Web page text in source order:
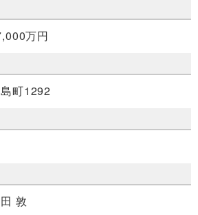
万円
町1292
敦